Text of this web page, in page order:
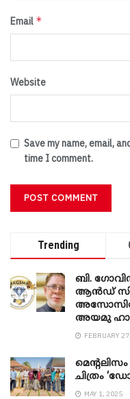
Email *
Website
Save my name, email,
time I comment.
Trending
ബി.
ആൻഡ്
അയമു
FEBRUARY
ചിത്രം
MAY 1, 2025